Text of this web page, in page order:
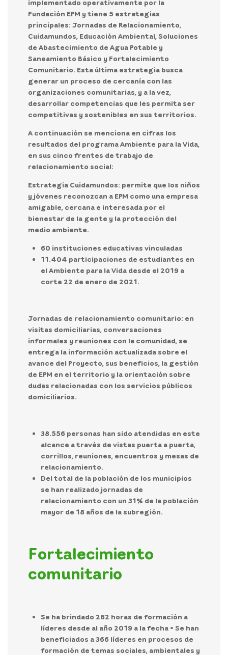
implementado operativamente por la
Fundación EPM y tiene 5 estrategias
principales: Jornadas de Relacionamiento,
Cuidamundos, Educación Ambiental, Soluciones
de Abastecimiento de Agua Potable y
Saneamiento Básico y Fortalecimiento
Comunitario. Esta última estrategia busca
generar un proceso de cercanía con las
organizaciones comunitarias, y a la vez,
desarrollar competencias que les permita ser
competitivas y sostenibles en sus territorios.
A continuación se menciona en cifras los
resultados del programa Ambiente para la Vida,
en sus cinco frentes de trabajo de
relacionamiento social:
Estrategia Cuidamundos: permite que los niños
y jóvenes reconozcan a EPM como una empresa
amigable, cercana e interesada por el
bienestar de la gente y la protección del
medio ambiente.
60 instituciones educativas vinculadas
11.404 participaciones de estudiantes en
el Ambiente para la Vida desde el 2019 a
corte 22 de enero de 2021.
Jornadas de relacionamiento comunitario: en
visitas domiciliarias, conversaciones
informales y reuniones con la comunidad, se
entrega la información actualizada sobre el
avance del Proyecto, sus beneficios, la gestión
de EPM en el territorio y la orientación sobre
dudas relacionadas con los servicios públicos
domiciliarios.
38.556 personas han sido atendidas en este
alcance a través de vistas puerta a puerta,
corrillos, reuniones, encuentros y mesas de
relacionamiento.
Del total de la población de los municipios
se han realizado jornadas de
relacionamiento con un 31% de la población
mayor de 18 años de la subregión.
Fortalecimiento
comunitario
Se ha brindado 262 horas de formación a
líderes desde al año 2019 a la fecha • Se han
beneficiados a 366 líderes en procesos de
formación de temas sociales, ambientales y